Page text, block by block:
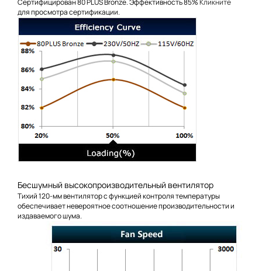
для просмотра сертификации.
Бесшумный высокопроизводительный вентилятор
Тихий 120-мм вентилятор с функцией контроля температуры
обеспечивает невероятное соотношение производительности и
издаваемого шума.